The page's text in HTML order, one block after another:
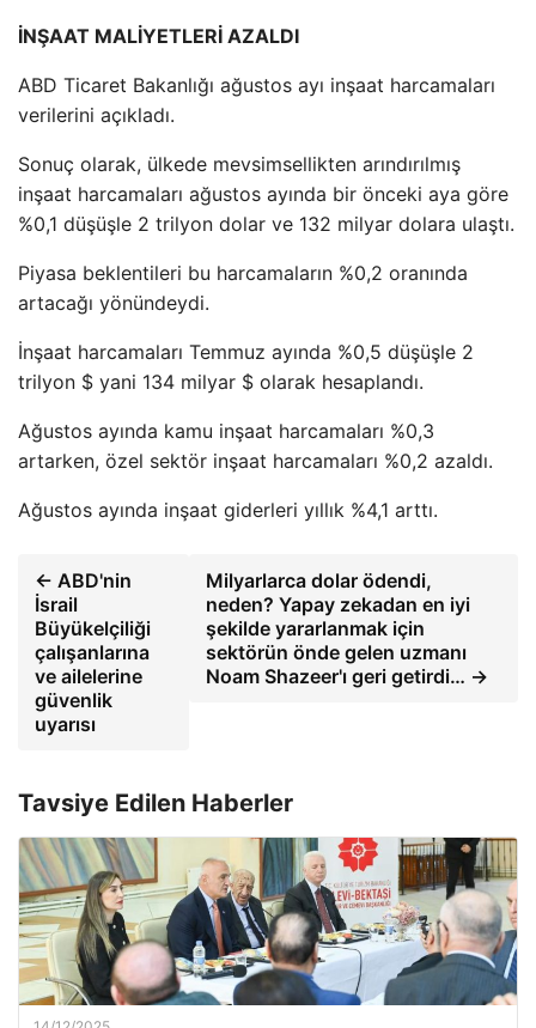
İNŞAAT MALİYETLERİ AZALDI
ABD Ticaret Bakanlığı ağustos ayı inşaat harcamaları
verilerini açıkladı.
Sonuç olarak, ülkede mevsimsellikten arındırılmış
inşaat harcamaları ağustos ayında bir önceki aya göre
%0,1 düşüşle 2 trilyon dolar ve 132 milyar dolara ulaştı.
Piyasa beklentileri bu harcamaların %0,2 oranında
artacağı yönündeydi.
İnşaat harcamaları Temmuz ayında %0,5 düşüşle 2
trilyon $ yani 134 milyar $ olarak hesaplandı.
Ağustos ayında kamu inşaat harcamaları %0,3
artarken, özel sektör inşaat harcamaları %0,2 azaldı.
Ağustos ayında inşaat giderleri yıllık %4,1 arttı.
← ABD'nin
İsrail
Büyükelçiliği
çalışanlarına
ve ailelerine
güvenlik
uyarısı
Milyarlarca dolar ödendi,
neden? Yapay zekadan en iyi
şekilde yararlanmak için
sektörün önde gelen uzmanı
Noam Shazeer'ı geri getirdi… →
Tavsiye Edilen Haberler